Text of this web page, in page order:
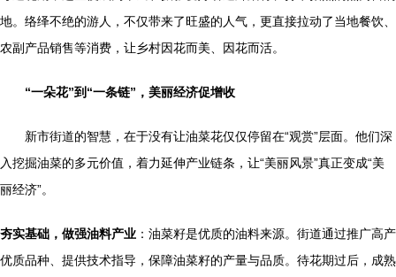
地。络绎不绝的游人，不仅带来了旺盛的人气，更直接拉动了当地餐饮、
农副产品销售等消费，让乡村因花而美、因花而活。
“一朵花”到“一条链”，美丽经济促增收
新市街道的智慧，在于没有让油菜花仅仅停留在“观赏”层面。他们深
入挖掘油菜的多元价值，着力延伸产业链条，让“美丽风景”真正变成“美
丽经济”。
夯实基础，做强油料产业 ：油菜籽是优质的油料来源。街道通过推广高产
优质品种、提供技术指导，保障油菜籽的产量与品质。待花期过后，成熟